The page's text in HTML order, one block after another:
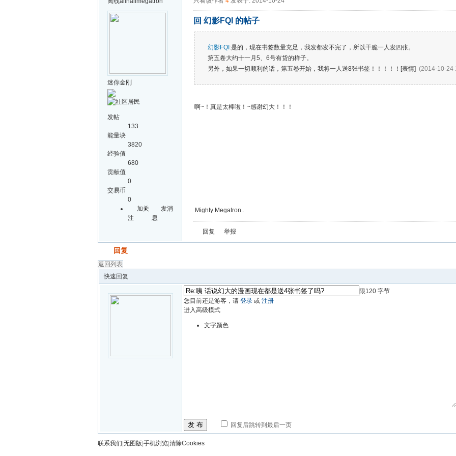
迷你金刚
发帖
133
能量块
3820
经验值
680
贡献值
0
交易币
0
加关
注
发消
息
回 幻影FQI 的帖子
幻影FQI :是的，现在书签数量充足，我发都发不完了，所以干脆一人发四张。
第五卷大约十一月5、6号有货的样子。
另外，如果一切顺利的话，第五卷开始，我将一人送8张书签！！！！！[表情] (2014-10-24
啊~！真是太棒啦！~感谢幻大！！！
Mighty Megatron..
回复 举报
回复
返回列表
快速回复
限120 字节
您目前还是游客，请 登录 或 注册
进入高级模式
文字颜色
发 布 回复后跳转到最后一页
联系我们 无图版 手机浏览 清除Cookies